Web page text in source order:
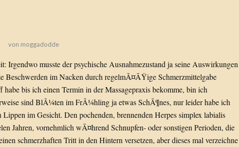
von moggadodde
Irgendwo musste der psychische Ausnahmezustand ja seine Auswirkungen
Beschwerden im Nacken durch regelmÃ¤ÃŸige Schmerzmittelgabe
bis ich einen Termin in der Massagepraxis bekomme, bin ich
sind BlÃ¼ten im FrÃ¼hling ja etwas SchÃ¶nes, nur leider habe ich
im Gesicht. Den pochenden, brennenden Herpes simplex labialis
Jahren, vornehmlich wÃ¤hrend Schnupfen- oder sonstigen Perioden, die
schmerzhaften Tritt in den Hintern versetzen, aber dieses mal verzeichne